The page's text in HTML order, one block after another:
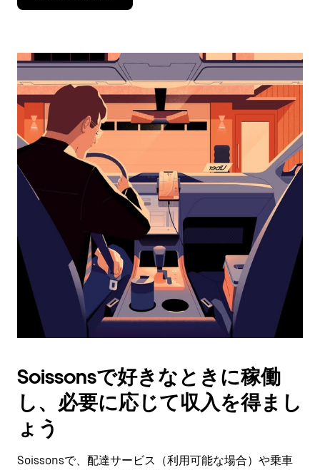
で
ン
ダ
ー
を
操
作
し、
を
選
択
す。
ン
で
カ
ン
ー
Soissonsで好きなときに稼働
し、必要に応じて収入を得まし
ょう
Soissonsで、配達サービス（利用可能な場合）や乗車